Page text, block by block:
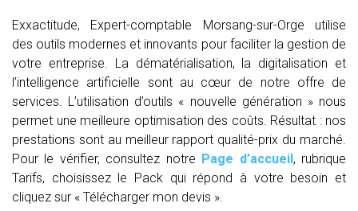
Exxactitude, Expert-comptable Morsang-sur-Orge utilise
des outils modernes et innovants pour faciliter la gestion de
votre entreprise. La dématérialisation, la digitalisation et
l’intelligence artificielle sont au cœur de notre offre de
services. L’utilisation d’outils « nouvelle génération » nous
permet une meilleure optimisation des coûts. Résultat : nos
prestations sont au meilleur rapport qualité-prix du marché.
Pour le vérifier, consultez notre Page d’accueil, rubrique
Tarifs, choisissez le Pack qui répond à votre besoin et
cliquez sur « Télécharger mon devis ».